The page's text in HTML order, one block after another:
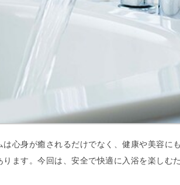
心身が癒されるだけでなく、健康や美容
ます。今回は、安全で快適に入浴を楽しむ